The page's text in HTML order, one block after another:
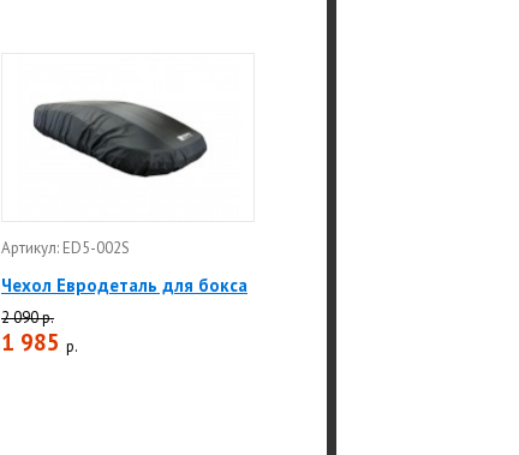
Артикул: ED5-002S
Чехол Евродеталь для бокса
2 090 р.
1 985 р.